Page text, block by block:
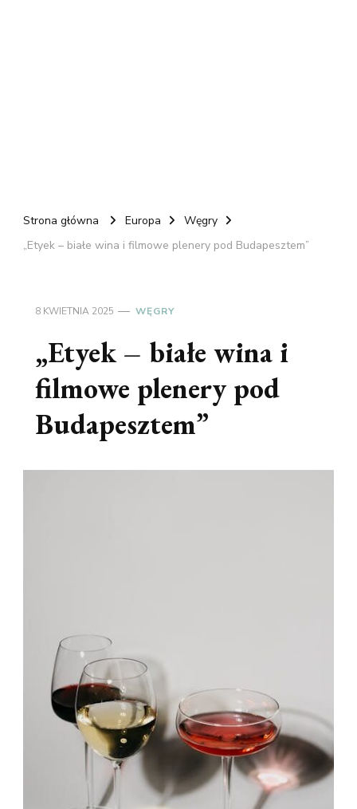
Strona główna Europa
Węgry
„Etyek – białe wina i filmowe plenery pod Budapesztem”
8 KWIETNIA 2025 WĘGRY
„Etyek – białe wina i
filmowe plenery pod
Budapesztem”